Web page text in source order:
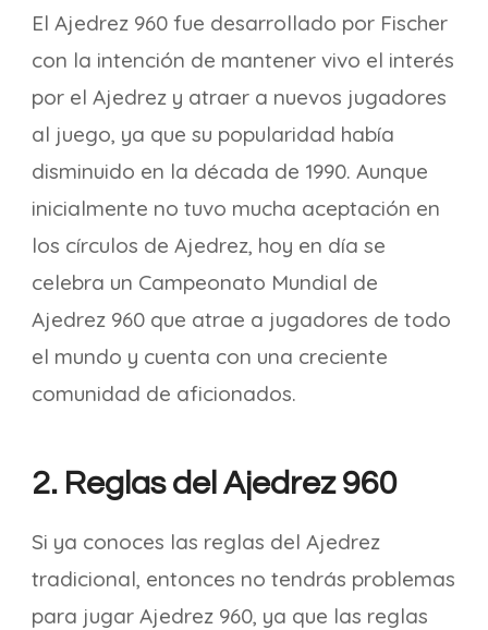
El Ajedrez 960 fue desarrollado por Fischer
con la intención de mantener vivo el interés
por el Ajedrez y atraer a nuevos jugadores
al juego, ya que su popularidad había
disminuido en la década de 1990. Aunque
inicialmente no tuvo mucha aceptación en
los círculos de Ajedrez, hoy en día se
celebra un Campeonato Mundial de
Ajedrez 960 que atrae a jugadores de todo
el mundo y cuenta con una creciente
comunidad de aficionados.
2. Reglas del Ajedrez 960
Si ya conoces las reglas del Ajedrez
tradicional, entonces no tendrás problemas
para jugar Ajedrez 960, ya que las reglas